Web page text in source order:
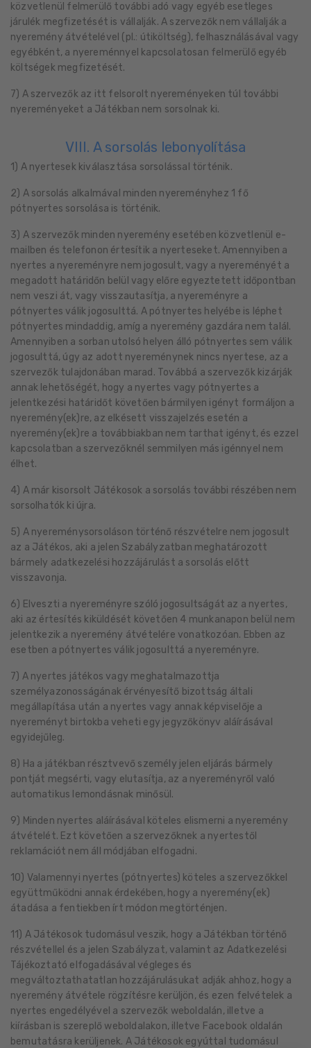
közvetlenül felmerülő további adó vagy egyéb esetleges
járulék megfizetését is vállalják. A szervezők nem vállalják a
nyeremény átvételével (pl.: útiköltség), felhasználásával vagy
egyébként, a nyereménnyel kapcsolatosan felmerülő egyéb
költségek megfizetését.
7) A szervezők az itt felsorolt nyereményeken túl további
nyereményeket a Játékban nem sorsolnak ki.
VIII. A sorsolás lebonyolítása
1) A nyertesek kiválasztása sorsolással történik.
2) A sorsolás alkalmával minden nyereményhez 1 fő
pótnyertes sorsolása is történik.
3) A szervezők minden nyeremény esetében közvetlenül e-
mailben és telefonon értesítik a nyerteseket. Amennyiben a
nyertes a nyereményre nem jogosult, vagy a nyereményét a
megadott határidőn belül vagy előre egyeztetett időpontban
nem veszi át, vagy visszautasítja, a nyereményre a
pótnyertes válik jogosulttá. A pótnyertes helyébe is léphet
pótnyertes mindaddig, amíg a nyeremény gazdára nem talál.
Amennyiben a sorban utolsó helyen álló pótnyertes sem válik
jogosulttá, úgy az adott nyereménynek nincs nyertese, az a
szervezők tulajdonában marad. Továbbá a szervezők kizárják
annak lehetőségét, hogy a nyertes vagy pótnyertes a
jelentkezési határidőt követően bármilyen igényt formáljon a
nyeremény(ek)re, az elkésett visszajelzés esetén a
nyeremény(ek)re a továbbiakban nem tarthat igényt, és ezzel
kapcsolatban a szervezőknél semmilyen más igénnyel nem
élhet.
4) A már kisorsolt Játékosok a sorsolás további részében nem
sorsolhatók ki újra.
5) A nyereménysorsoláson történő részvételre nem jogosult
az a Játékos, aki a jelen Szabályzatban meghatározott
bármely adatkezelési hozzájárulást a sorsolás előtt
visszavonja.
6) Elveszti a nyereményre szóló jogosultságát az a nyertes,
aki az értesítés kiküldését követően 4 munkanapon belül nem
jelentkezik a nyeremény átvételére vonatkozóan. Ebben az
esetben a pótnyertes válik jogosulttá a nyereményre.
7) A nyertes játékos vagy meghatalmazottja
személyazonosságának érvényesítő bizottság általi
megállapítása után a nyertes vagy annak képviselője a
nyereményt birtokba veheti egy jegyzőkönyv aláírásával
egyidejűleg.
8) Ha a játékban résztvevő személy jelen eljárás bármely
pontját megsérti, vagy elutasítja, az a nyereményről való
automatikus lemondásnak minősül.
9) Minden nyertes aláírásával köteles elismerni a nyeremény
átvételét. Ezt követően a szervezőknek a nyertestől
reklamációt nem áll módjában elfogadni.
10) Valamennyi nyertes (pótnyertes) köteles a szervezőkkel
együttműködni annak érdekében, hogy a nyeremény(ek)
átadása a fentiekben írt módon megtörténjen.
11) A Játékosok tudomásul veszik, hogy a Játékban történő
részvétellel és a jelen Szabályzat, valamint az Adatkezelési
Tájékoztató elfogadásával végleges és
megváltoztathatatlan hozzájárulásukat adják ahhoz, hogy a
nyeremény átvétele rögzítésre kerüljön, és ezen felvételek a
nyertes engedélyével a szervezők weboldalán, illetve a
kiírásban is szereplő weboldalakon, illetve Facebook oldalán
bemutatásra kerüljenek. A Játékosok egyúttal tudomásul